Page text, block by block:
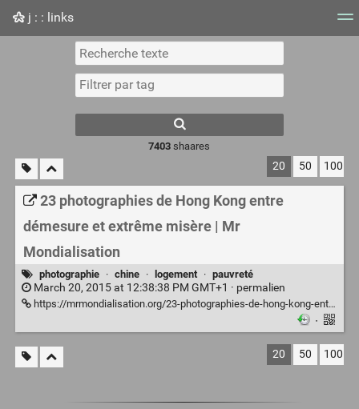
j : : links
Nuage de tags Mur d'images
7403 shaares
20 50 100
23 photographies de Hong Kong entre
démesure et extrême misère | Mr
Mondialisation
photographie · chine · logement · pauvreté
March 20, 2015 at 12:38:38 PM GMT+1 · permalien
https://mrmondialisation.org/23-photographies-de-hong-kong-entre-demesure-et-extreme-misere/
·
20 50 100